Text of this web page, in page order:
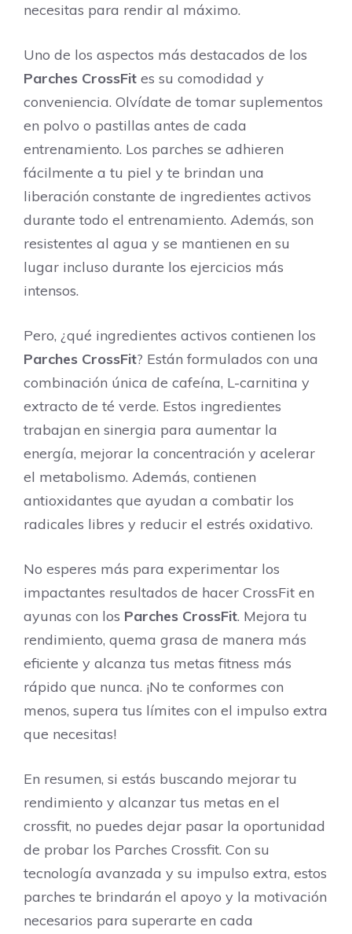
necesitas para rendir al máximo.
Uno de los aspectos más destacados de los
Parches CrossFit es su comodidad y
conveniencia. Olvídate de tomar suplementos
en polvo o pastillas antes de cada
entrenamiento. Los parches se adhieren
fácilmente a tu piel y te brindan una
liberación constante de ingredientes activos
durante todo el entrenamiento. Además, son
resistentes al agua y se mantienen en su
lugar incluso durante los ejercicios más
intensos.
Pero, ¿qué ingredientes activos contienen los
Parches CrossFit? Están formulados con una
combinación única de cafeína, L-carnitina y
extracto de té verde. Estos ingredientes
trabajan en sinergia para aumentar la
energía, mejorar la concentración y acelerar
el metabolismo. Además, contienen
antioxidantes que ayudan a combatir los
radicales libres y reducir el estrés oxidativo.
No esperes más para experimentar los
impactantes resultados de hacer CrossFit en
ayunas con los Parches CrossFit. Mejora tu
rendimiento, quema grasa de manera más
eficiente y alcanza tus metas fitness más
rápido que nunca. ¡No te conformes con
menos, supera tus límites con el impulso extra
que necesitas!
En resumen, si estás buscando mejorar tu
rendimiento y alcanzar tus metas en el
crossfit, no puedes dejar pasar la oportunidad
de probar los Parches Crossfit. Con su
tecnología avanzada y su impulso extra, estos
parches te brindarán el apoyo y la motivación
necesarios para superarte en cada